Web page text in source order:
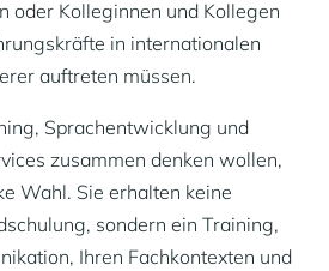
oder Kolleginnen und Kollegen
in internationalen
auftreten müssen.
Sprachentwicklung und
zusammen denken wollen,
Wahl. Sie erhalten keine
sondern ein Training,
Ihren Fachkontexten und